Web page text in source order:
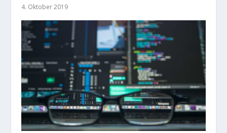
4. Oktober 2019